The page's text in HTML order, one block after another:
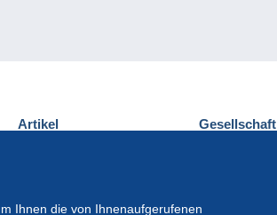
Ihnen die von Ihnenaufgerufenen
Artikel Gesellschaft